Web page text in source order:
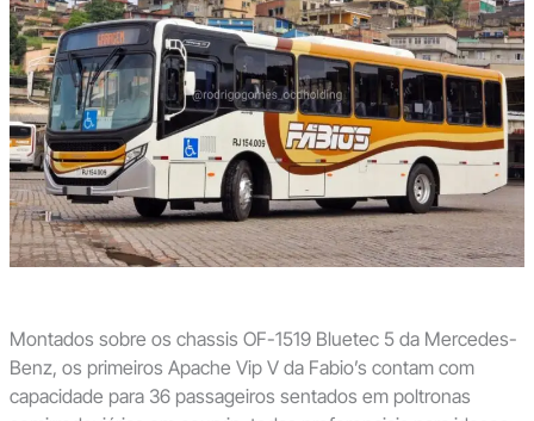
Montados sobre os chassis OF-1519 Bluetec 5 da Mercedes-
Benz, os primeiros Apache Vip V da Fabio’s contam com
capacidade para 36 passageiros sentados em poltronas